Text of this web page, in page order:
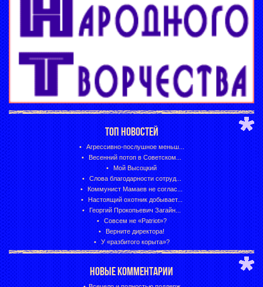
ТОП НОВОСТЕЙ
Агрессивно-послушное меньш...
Весенний потоп в Советском...
Мой Высоцкий
Слова благодарности сотруд...
Коммунист Мамаев не соглас...
Настоящий охотник добывает...
Георгий Прокопьевич Загайн...
Совсем не «Patriot»?
Верните директора!
У «разбитого корыта»?
НОВЫЕ КОММЕНТАРИИ